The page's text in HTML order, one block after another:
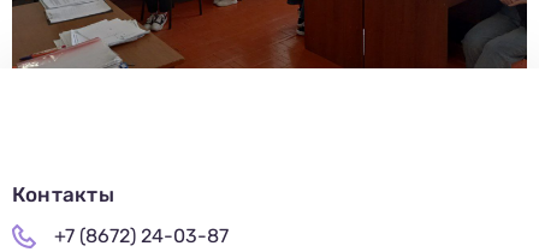
Контакты
+7 (8672) 24-03-87